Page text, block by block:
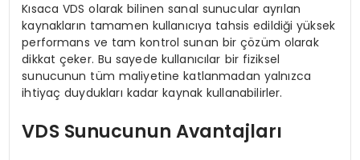
Kısaca VDS olarak bilinen sanal sunucular ayrılan
kaynakların tamamen kullanıcıya tahsis edildiği yüksek
performans ve tam kontrol sunan bir çözüm olarak
dikkat çeker. Bu sayede kullanıcılar bir fiziksel
sunucunun tüm maliyetine katlanmadan yalnızca
ihtiyaç duydukları kadar kaynak kullanabilirler.
VDS Sunucunun Avantajları